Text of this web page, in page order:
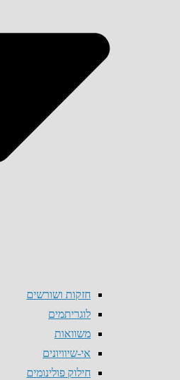
חזקות ושורשים
לוגריתמים
משוואות
אי-שיוויונים
חילוק פולינומים